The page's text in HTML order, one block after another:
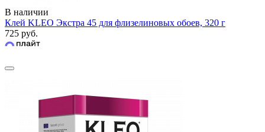
В наличии
Клей KLEO Экстра 45 для флизелиновых обоев, 320 г
725 руб.